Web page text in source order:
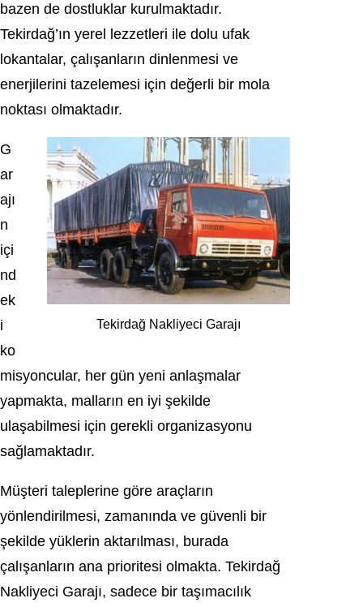
bazen de dostluklar kurulmaktadır.
Tekirdağ’ın yerel lezzetleri ile dolu ufak
lokantalar, çalışanların dinlenmesi ve
enerjilerini tazelemesi için değerli bir mola
noktası olmaktadır.
Tekirdağ Nakliyeci Garajı
G
ar
ajı
n
içi
nd
ek
i
ko
misyoncular, her gün yeni anlaşmalar
yapmakta, malların en iyi şekilde
ulaşabilmesi için gerekli organizasyonu
sağlamaktadır.
Müşteri taleplerine göre araçların
yönlendirilmesi, zamanında ve güvenli bir
şekilde yüklerin aktarılması, burada
çalışanların ana prioritesi olmakta. Tekirdağ
Nakliyeci Garajı, sadece bir taşımacılık